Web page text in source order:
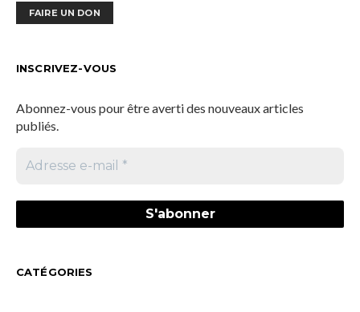
FAIRE UN DON
INSCRIVEZ-VOUS
Abonnez-vous pour être averti des nouveaux articles
publiés.
CATÉGORIES